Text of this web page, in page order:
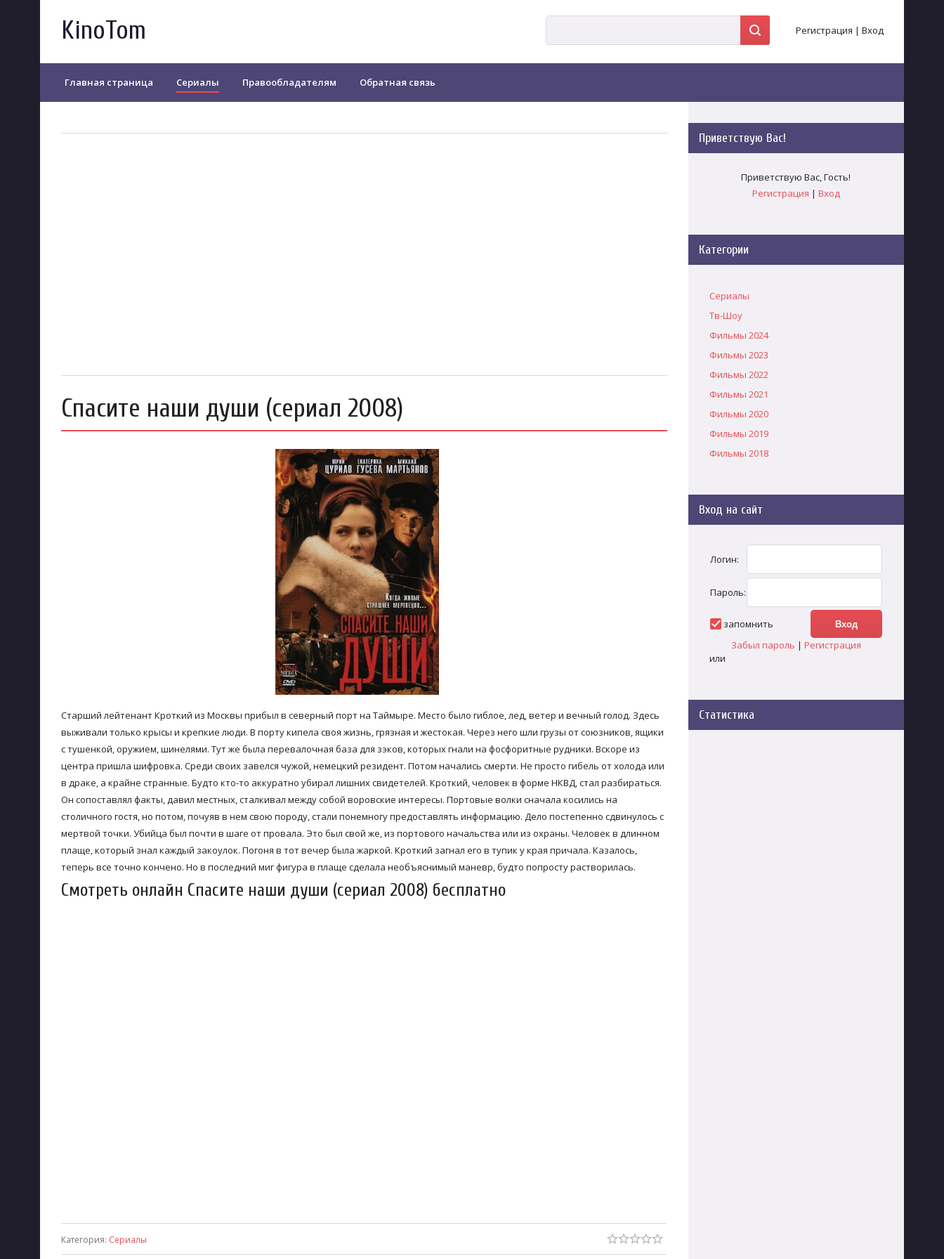
KinoTom Регистрация | Вход
Главная страница Сериалы Правообладателям Обратная связь
Спасите наши души (сериал 2008)
Старший лейтенант Кроткий из Москвы прибыл в северный порт на Таймыре. Место было гиблое, лед, ветер и вечный голод. Здесь
выживали только крысы и крепкие люди. В порту кипела своя жизнь, грязная и жестокая. Через него шли грузы от союзников, ящики
с тушенкой, оружием, шинелями. Тут же была перевалочная база для зэков, которых гнали на фосфоритные рудники. Вскоре из
центра пришла шифровка. Среди своих завелся чужой, немецкий резидент. Потом начались смерти. Не просто гибель от холода или
в драке, а крайне странные. Будто кто-то аккуратно убирал лишних свидетелей. Кроткий, человек в форме НКВД, стал разбираться.
Он сопоставлял факты, давил местных, сталкивал между собой воровские интересы. Портовые волки сначала косились на
столичного гостя, но потом, почуяв в нем свою породу, стали понемногу предоставлять информацию. Дело постепенно сдвинулось с
мертвой точки. Убийца был почти в шаге от провала. Это был свой же, из портового начальства или из охраны. Человек в длинном
плаще, который знал каждый закоулок. Погоня в тот вечер была жаркой. Кроткий загнал его в тупик у края причала. Казалось,
теперь все точно кончено. Но в последний миг фигура в плаще сделала необъяснимый маневр, будто попросту растворилась.
Смотреть онлайн Спасите наши души (сериал 2008) бесплатно
Категория: Сериалы
Приветствую Вас!
Приветствую Вас,Гость!
Регистрация | Вход
Категории
Сериалы
Тв-Шоу
Фильмы 2024
Фильмы 2023
Фильмы 2022
Фильмы 2021
Фильмы 2020
Фильмы 2019
Фильмы 2018
Вход на сайт
Логин:
Пароль:
запомнить
Забыл пароль | Регистрация
или
Статистика